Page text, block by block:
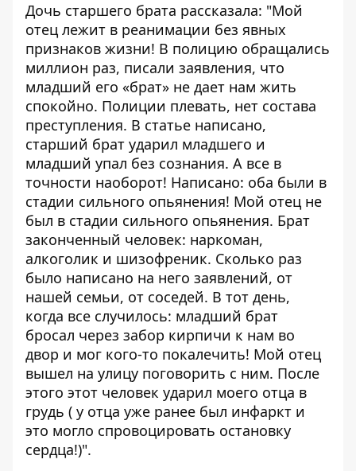
Дочь старшего брата рассказала: "Мой
отец лежит в реанимации без явных
признаков жизни! В полицию обращались
миллион раз, писали заявления, что
младший его «брат» не дает нам жить
спокойно. Полиции плевать, нет состава
преступления. В статье написано,
старший брат ударил младшего и
младший упал без сознания. А все в
точности наоборот! Написано: оба были в
стадии сильного опьянения! Мой отец не
был в стадии сильного опьянения. Брат
законченный человек: наркоман,
алкоголик и шизофреник. Сколько раз
было написано на него заявлений, от
нашей семьи, от соседей. В тот день,
когда все случилось: младший брат
бросал через забор кирпичи к нам во
двор и мог кого-то покалечить! Мой отец
вышел на улицу поговорить с ним. После
этого этот человек ударил моего отца в
грудь ( у отца уже ранее был инфаркт и
это могло спровоцировать остановку
сердца!)".